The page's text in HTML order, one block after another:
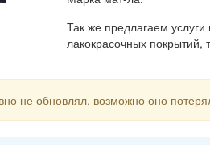
Так же предлагаем
лакокрасочных покрытий,
не обновлял, возможно оно